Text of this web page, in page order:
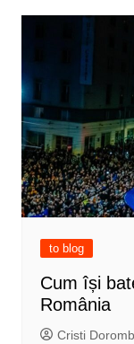
to blog
Cum își
România
Cristi